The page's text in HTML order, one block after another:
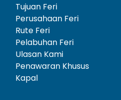
Tujuan Feri
Perusahaan Feri
Rute Feri
Pelabuhan Feri
Ulasan Kami
Penawaran Khusus
Kapal